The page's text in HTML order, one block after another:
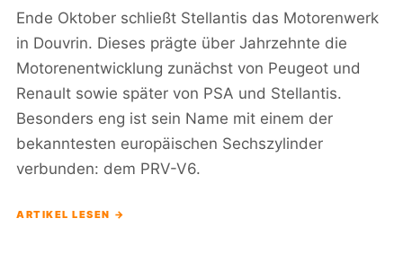
Ende Oktober schließt Stellantis das Motorenwerk
in Douvrin. Dieses prägte über Jahrzehnte die
Motorenentwicklung zunächst von Peugeot und
Renault sowie später von PSA und Stellantis.
Besonders eng ist sein Name mit einem der
bekanntesten europäischen Sechszylinder
verbunden: dem PRV-V6.
ARTIKEL LESEN →